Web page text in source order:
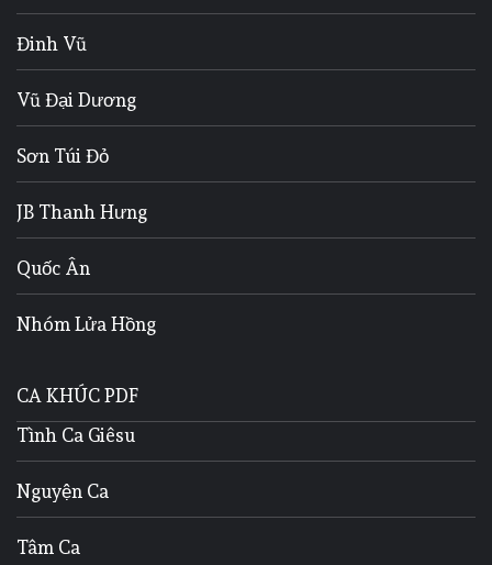
Đinh Vũ
Vũ Đại Dương
Sơn Túi Đỏ
JB Thanh Hưng
Quốc Ân
Nhóm Lửa Hồng
CA KHÚC PDF
Tình Ca Giêsu
Nguyện Ca
Tâm Ca